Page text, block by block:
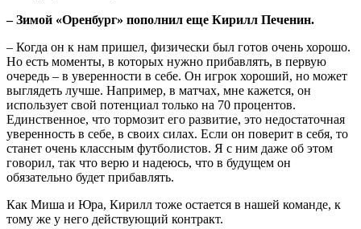
– Зимой «Оренбург» пополнил еще Кирилл Печенин.
– Когда он к нам пришел, физически был готов очень хорошо.
Но есть моменты, в которых нужно прибавлять, в первую
очередь – в уверенности в себе. Он игрок хороший, но может
выглядеть лучше. Например, в матчах, мне кажется, он
использует свой потенциал только на 70 процентов.
Единственное, что тормозит его развитие, это недостаточная
уверенность в себе, в своих силах. Если он поверит в себя, то
станет очень классным футболистов. Я с ним даже об этом
говорил, так что верю и надеюсь, что в будущем он
обязательно будет прибавлять.
Как Миша и Юра, Кирилл тоже остается в нашей команде, к
тому же у него действующий контракт.